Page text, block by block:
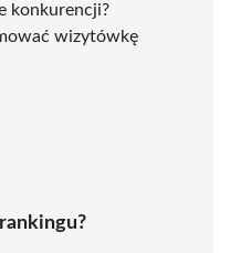
konkurencji?
wizytówkę